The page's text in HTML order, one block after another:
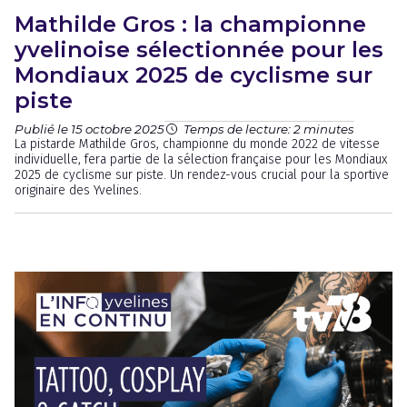
Mathilde Gros : la championne
yvelinoise sélectionnée pour les
Mondiaux 2025 de cyclisme sur
piste
Publié le 15 octobre 2025 Temps de lecture: 2 minutes
La pistarde Mathilde Gros, championne du monde 2022 de vitesse
individuelle, fera partie de la sélection française pour les Mondiaux
2025 de cyclisme sur piste. Un rendez-vous crucial pour la sportive
originaire des Yvelines.